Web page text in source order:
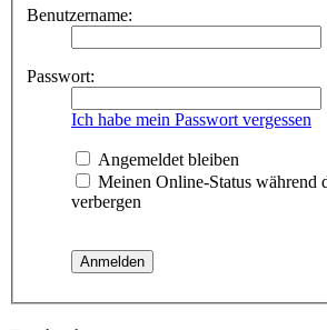
Benutzername:
Passwort:
Ich habe mein Passwort vergessen
Angemeldet bleiben
Meinen Online-Status während
verbergen